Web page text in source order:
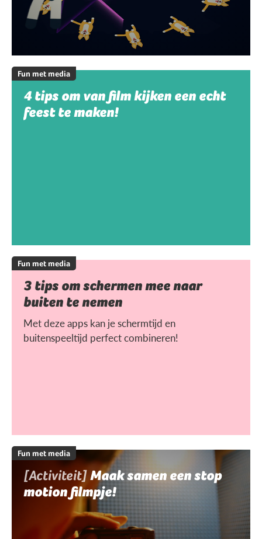
Fun met media
4 tips om van film kijken een echt
feest te maken!
Fun met media
3 tips om schermen mee naar
buiten te nemen
Met deze apps kan je schermtijd en
buitenspeeltijd perfect combineren!
Fun met media
[Activiteit]Maak samen een stop
motion filmpje!